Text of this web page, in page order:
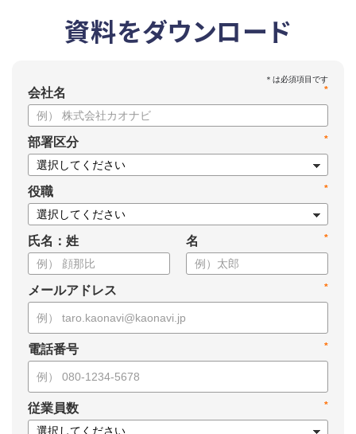
資料をダウンロード
*
会社名
*
部署区分
*
役職
氏名：姓 *
名
*
メールアドレス
*
電話番号
*
従業員数